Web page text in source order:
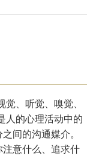
觉、听觉、嗅觉、
人的心理活动中的
间的沟通媒介。
意什么、追求什